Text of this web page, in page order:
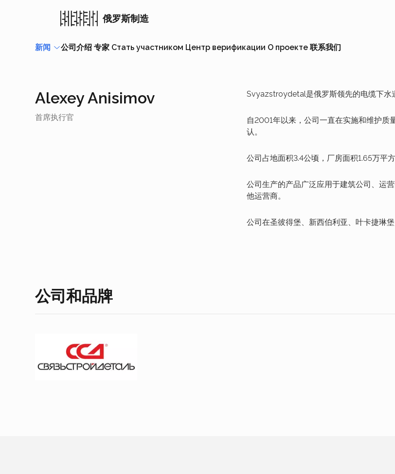
俄罗斯制造
新闻 公司介绍 专家 Стать участником Центр верификации О проекте 联系我们
Alexey Anisimov
首席执行官
Svyazstroydetal是俄罗斯领先的电缆下水
自2001年以来，公司一直在实施和维护质
认。
公司占地面积3.4公顷，厂房面积1.65万平方
公司生产的产品广泛应用于建筑公司、运
他运营商。
公司在圣彼得堡、新西伯利亚、叶卡捷琳
公司和品牌